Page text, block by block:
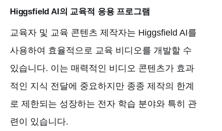
Higgsfield AI의 교육적 응용 프로그램
교육자 및 교육 콘텐츠 제작자는 Higgsfield AI를
사용하여 효율적으로 교육 비디오를 개발할 수
있습니다. 이는 매력적인 비디오 콘텐츠가 효과
적인 지식 전달에 중요하지만 종종 제작의 한계
로 제한되는 성장하는 전자 학습 분야와 특히 관
련이 있습니다.